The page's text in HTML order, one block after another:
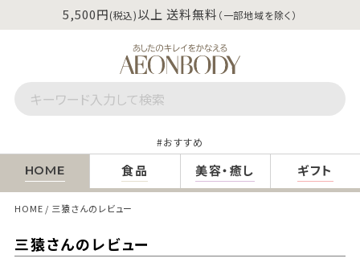
5,500円(税込)以上 送料無料 （一部地域を除く）
おすすめ
HOME 食品 美容・癒し ギフト
HOME 三猿さんのレビュー
三猿さんのレビュー